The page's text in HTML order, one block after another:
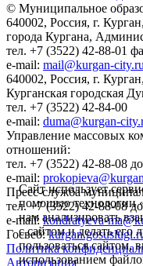
© Муниципальное
640002, Россия, г.
города Кургана,
тел. +7 (3522) 42-88-01
e-mail: mail@kurgan-city.ru
640002, Россия, г.
Курганская городская
тел. +7 (3522) 42-84-00
e-mail: duma@kurgan-
Управление массовых
отношений:
тел. +7 (3522) 42-88-08
e-mail:
Пресс-служба
тел. +7 (3522) 42-88-08
e-mail:kondratyeva-
Госвеб:
Политика
Авторизация
Сайт использует
помощью технологии
нам анализировать
с сайтом и делать его
пользоваться сайтом,
использованием